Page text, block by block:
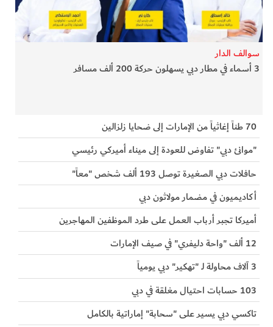
سوالف الدار
3 أسماء في مطار دبي يسهلون حركة 200 ألف مسافر
70 طناً إغاثياً من الإمارات إلى ضحايا زلزالين
"موانئ دبي" تفاوض للعودة إلى ميناء أميركي رئيسي
حافلات دبي الصغيرة توصل 193 ألف شخص "معاً"
أكاديميون في مضمار مولاثون دبي
أميركا تجبر أرباب العمل على طرد الموظفين المهاجرين
12 ألف "واحة دليفري" في صيف الإمارات
3 آلاف محاولة لـ "تهكير" دبي يومياً
103 حسابات احتيال مغلقة في دبي
تاكسي دبي يسير على "سحابة" إماراتية بالكامل